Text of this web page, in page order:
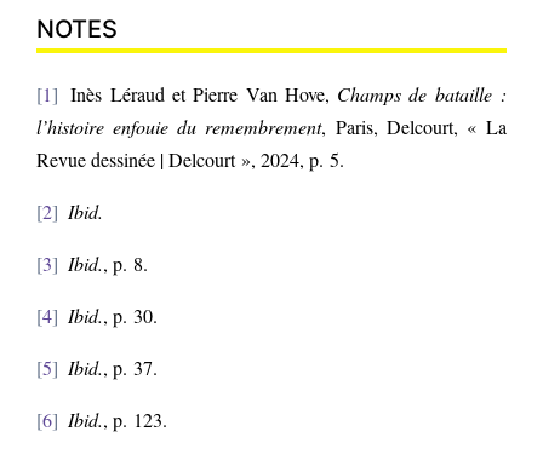
NOTES
1 Inès Léraud et Pierre Van Hove, Champs de bataille :
l’histoire enfouie du remembrement, Paris, Delcourt, « La
Revue dessinée | Delcourt », 2024, p. 5.
2 Ibid.
3 Ibid., p. 8.
4 Ibid., p. 30.
5 Ibid., p. 37.
6 Ibid., p. 123.